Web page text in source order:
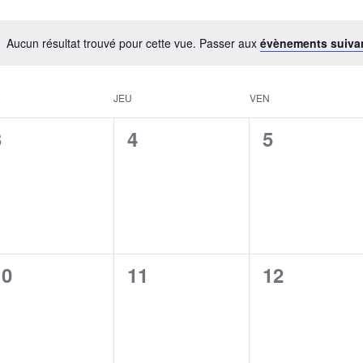
Aucun résultat trouvé pour cette vue. Passer aux évènements
JEU VEN
0
4
0
5
0
11
0
12